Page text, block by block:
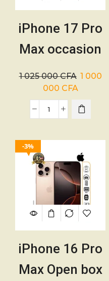
iPhone 17 Pro
Max occasion
256Go – SIM –
4832mAh – 01
mois
1 025 000CFA 1 000
000 CFA
3%
iPhone 16 Pro
Max Open box